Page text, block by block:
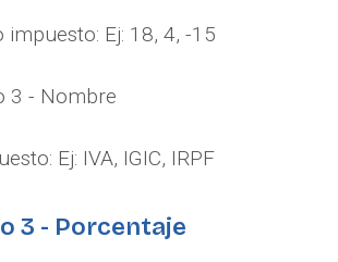
Ej: 18, 4, -15
3 - Nombre
Ej: IVA, IGIC, IRPF
3 - Porcentaje